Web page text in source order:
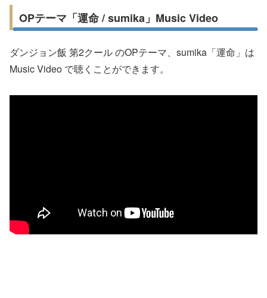
OPテーマ「運命 / sumika」Music Video
ダンジョン飯 第2クール のOPテーマ、sumika「運命」は
Music Video で聴くことができます。